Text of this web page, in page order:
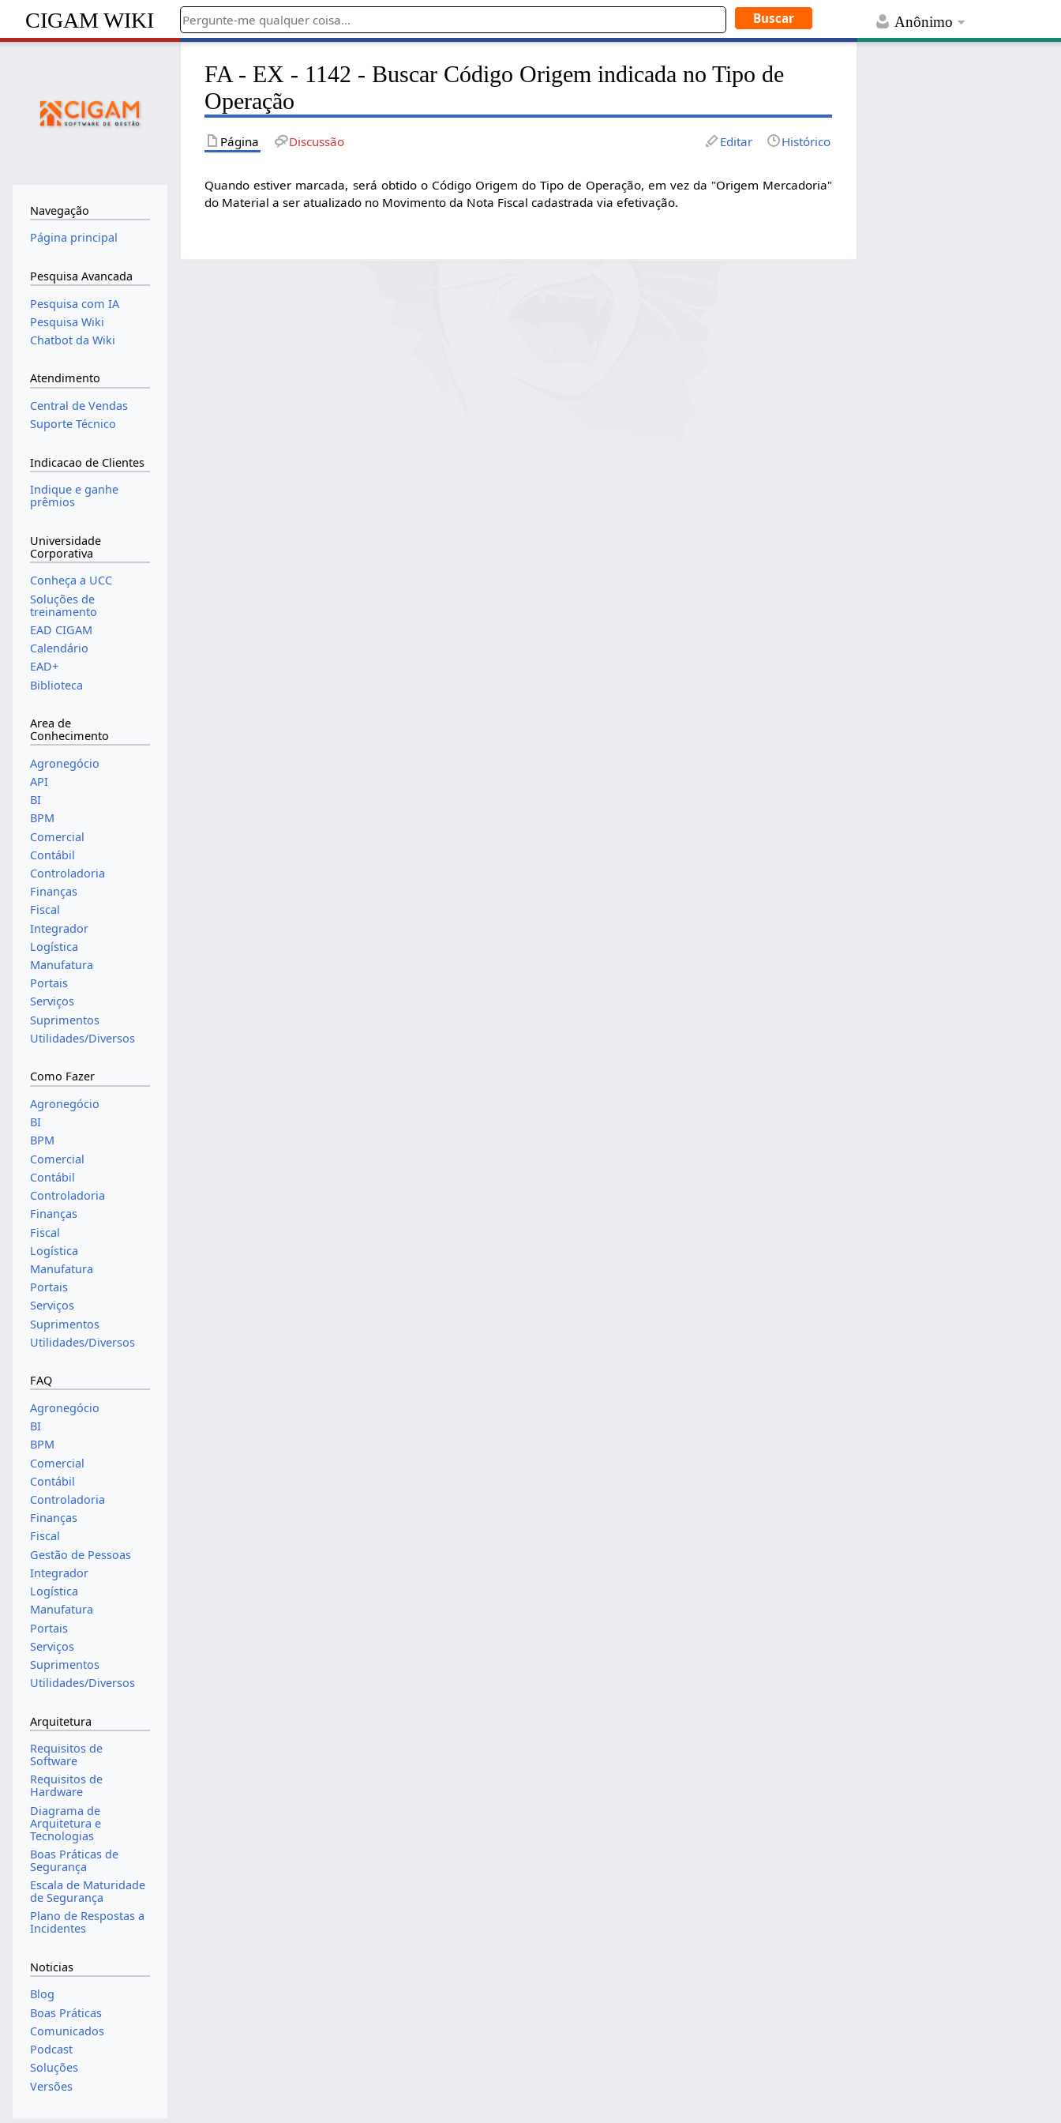
Anônimo
CIGAM WIKI
FA - EX - 1142 - Buscar Código Origem indicada no Tipo de
Operação
Página Discussão Editar Histórico
Quando estiver marcada, será obtido o Código Origem do Tipo de Operação, em vez da "Origem Mercadoria"
do Material a ser atualizado no Movimento da Nota Fiscal cadastrada via efetivação.
Navegação
Página principal
Pesquisa Avancada
Pesquisa com IA
Pesquisa Wiki
Chatbot da Wiki
Atendimento
Central de Vendas
Suporte Técnico
Indicacao de Clientes
Indique e ganhe
prêmios
Universidade
Corporativa
Conheça a UCC
Soluções de
treinamento
EAD CIGAM
Calendário
EAD+
Biblioteca
Area de
Conhecimento
Agronegócio
API
BI
BPM
Comercial
Contábil
Controladoria
Finanças
Fiscal
Integrador
Logística
Manufatura
Portais
Serviços
Suprimentos
Utilidades/Diversos
Como Fazer
Agronegócio
BI
BPM
Comercial
Contábil
Controladoria
Finanças
Fiscal
Logística
Manufatura
Portais
Serviços
Suprimentos
Utilidades/Diversos
FAQ
Agronegócio
BI
BPM
Comercial
Contábil
Controladoria
Finanças
Fiscal
Gestão de Pessoas
Integrador
Logística
Manufatura
Portais
Serviços
Suprimentos
Utilidades/Diversos
Arquitetura
Requisitos de
Software
Requisitos de
Hardware
Diagrama de
Arquitetura e
Tecnologias
Boas Práticas de
Segurança
Escala de Maturidade
de Segurança
Plano de Respostas a
Incidentes
Noticias
Blog
Boas Práticas
Comunicados
Podcast
Soluções
Versões